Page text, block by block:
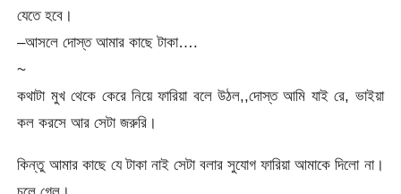
যেতে হবে।
–আসলে দোস্ত আমার কাছে টাকা….
~
কথাটা মুখ থেকে কেরে নিয়ে ফারিয়া বলে উঠল,,দোস্ত আমি যাই রে, ভাইয়া
কল করসে আর সেটা জরুরি।
কিন্তু আমার কাছে যে টাকা নাই সেটা বলার সুযোগ ফারিয়া আমাকে দিলো না।